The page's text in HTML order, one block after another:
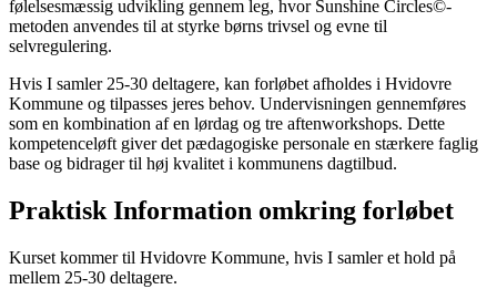
følelsesmæssig udvikling gennem leg, hvor Sunshine Circles©-
metoden anvendes til at styrke børns trivsel og evne til
selvregulering.
Hvis I samler 25-30 deltagere, kan forløbet afholdes i Hvidovre
Kommune og tilpasses jeres behov. Undervisningen gennemføres
som en kombination af en lørdag og tre aftenworkshops. Dette
kompetenceløft giver det pædagogiske personale en stærkere faglig
base og bidrager til høj kvalitet i kommunens dagtilbud.
Praktisk Information omkring forløbet
Kurset kommer til Hvidovre Kommune, hvis I samler et hold på
mellem 25-30 deltagere.